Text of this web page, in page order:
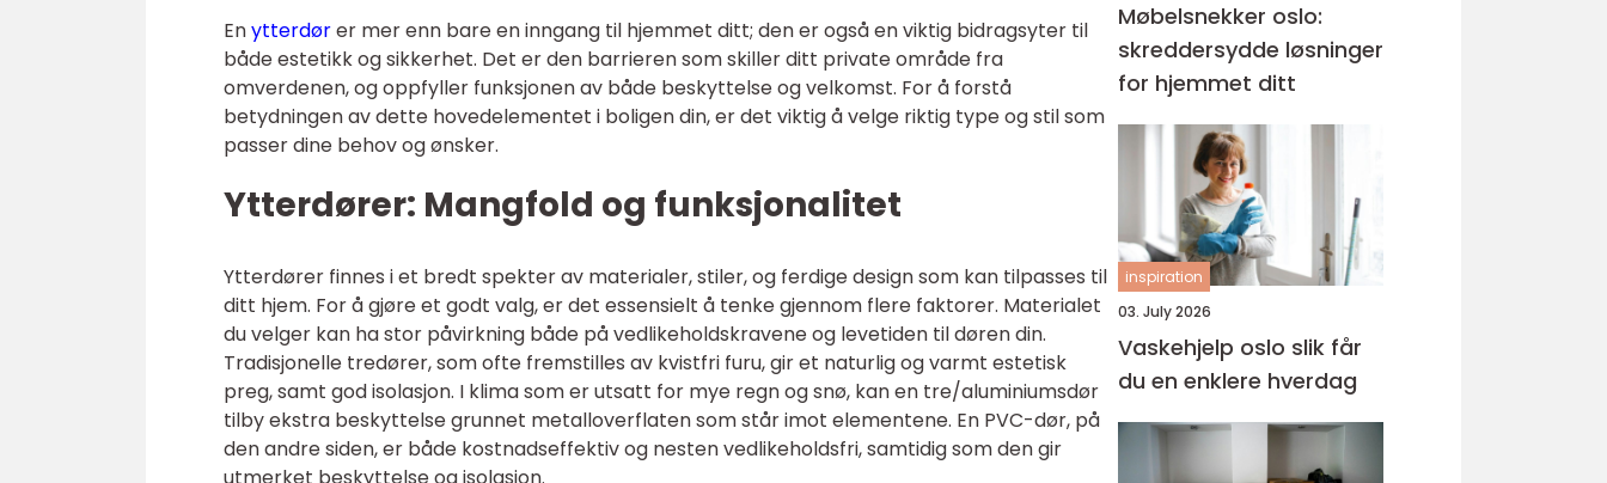
Enytterdører mer enn bare en inngang til hjemmet ditt; den er også en viktig bidragsyter til
både estetikk og sikkerhet. Det er den barrieren som skiller ditt private område fra
omverdenen, og oppfyller funksjonen av både beskyttelse og velkomst. For å forstå
betydningen av dette hovedelementet i boligen din, er det viktig å velge riktig type og stil som
passer dine behov og ønsker.
Ytterdører: Mangfold og funksjonalitet
Ytterdører finnes i et bredt spekter av materialer, stiler, og ferdige design som kan tilpasses til
ditt hjem. For å gjøre et godt valg, er det essensielt å tenke gjennom flere faktorer. Materialet
du velger kan ha stor påvirkning både på vedlikeholdskravene og levetiden til døren din.
Tradisjonelle tredører, som ofte fremstilles av kvistfri furu, gir et naturlig og varmt estetisk
preg, samt god isolasjon. I klima som er utsatt for mye regn og snø, kan en tre/aluminiumsdør
tilby ekstra beskyttelse grunnet metalloverflaten som står imot elementene. En PVC-dør, på
den andre siden, er både kostnadseffektiv og nesten vedlikeholdsfri, samtidig som den gir
Møbelsnekker oslo:
skreddersydde løsninger
for hjemmet ditt
inspiration
03. July 2026
Vaskehjelp oslo slik får
du en enklere hverdag